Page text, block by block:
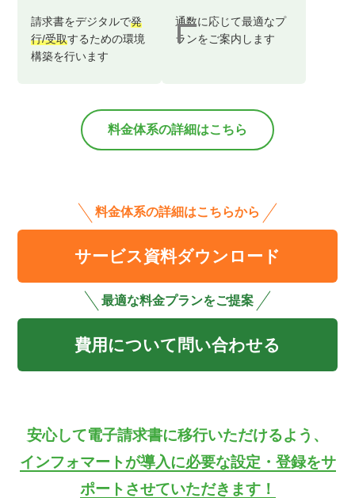
請求書をデジタルで発
行/受取するための環境
構築を行います
通数に応じて最適なプ
ランをご案内します
料金体系の詳細はこちら
料金体系の詳細はこちらから
サービス資料ダウンロード
最適な料金プランをご提案
費用について問い合わせる
安心して電子請求書に移行いただけるよう、
インフォマートが導入に必要な設定・登録をサ
ポートさせていただきます！